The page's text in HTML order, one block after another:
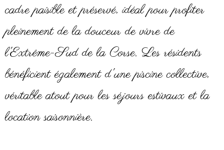
cadre paisible et préservé, idéal pour profiter
pleinement de la douceur de vivre de
l'Extrême-Sud de la Corse. Les résidents
bénéficient également d'une piscine collective,
véritable atout pour les séjours estivaux et la
location saisonnière.